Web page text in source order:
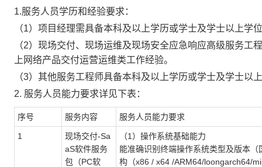
1.服务人员学历和经验要求：
（1）项目经理需具备本科及以上学历或学士及学士以上
（2）现场交付、现场运维及现场安全应急响应高级服务
上网络产品交付运营运维类工作经验。
（3）其他服务工程师具备本科及以上学历或学士及学士
2. 服务人员能力要求详见下表：
序号 服务内容 服务人员能力要求
1
现场交付-Sa
aS软件服务
包（PC软
（1）操作系统基础能力
能准确识别终端操作系统类型及版本
构（x86 / x64 /ARM64/loongarch64/